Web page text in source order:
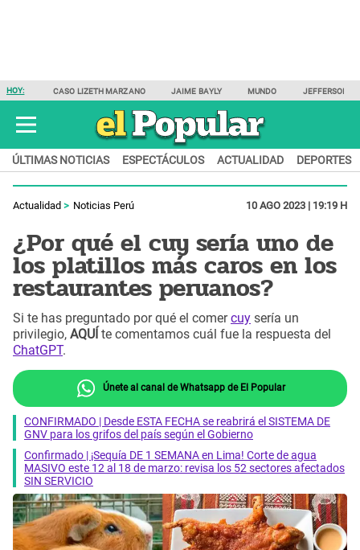
HOY: CASO LIZETH MARZANO JAIME BAYLY MUNDO JEFFERSON
ÚLTIMAS NOTICIAS ESPECTÁCULOS ACTUALIDAD DEPORTES
Actualidad Noticias Perú 10 AGO 2023 | 19:19 H
¿Por qué el cuy sería uno de
los platillos más caros en los
restaurantes peruanos?
Si te has preguntado por qué el comercuy sería un
privilegio, AQUÍ te comentamos cuál fue la respuesta del
ChatGPT.
Únete al canal de Whatsapp de El Popular
CONFIRMADO | Desde ESTA FECHA se reabrirá el SISTEMA DE
GNV para los grifos del país según el Gobierno
Confirmado | ¡Sequía DE 1 SEMANA en Lima! Corte de agua
MASIVO este 12 al 18 de marzo: revisa los 52 sectores afectados
SIN SERVICIO